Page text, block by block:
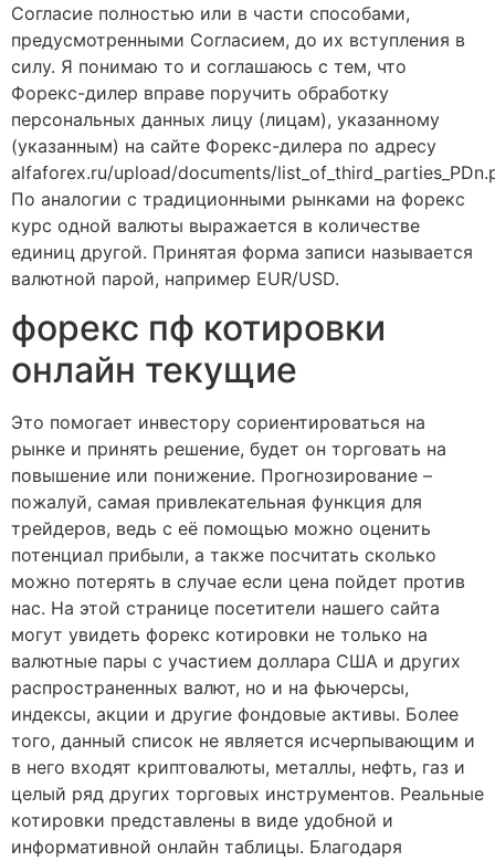
Согласие полностью или в части способами,
предусмотренными Согласием, до их вступления в
силу. Я понимаю то и соглашаюсь с тем, что
Форекс-дилер вправе поручить обработку
персональных данных лицу (лицам), указанному
(указанным) на сайте Форекс-дилера по адресу
alfaforex.ru/upload/documents/
По аналогии с традиционными рынками на форекс
курс одной валюты выражается в количестве
единиц другой. Принятая форма записи называется
валютной парой, например EUR/USD.
форекс пф котировки
онлайн текущие
Это помогает инвестору сориентироваться на
рынке и принять решение, будет он торговать на
повышение или понижение. Прогнозирование –
пожалуй, самая привлекательная функция для
трейдеров, ведь с её помощью можно оценить
потенциал прибыли, а также посчитать сколько
можно потерять в случае если цена пойдет против
нас. На этой странице посетители нашего сайта
могут увидеть форекс котировки не только на
валютные пары с участием доллара США и других
распространенных валют, но и на фьючерсы,
индексы, акции и другие фондовые активы. Более
того, данный список не является исчерпывающим и
в него входят криптовалюты, металлы, нефть, газ и
целый ряд других торговых инструментов. Реальные
котировки представлены в виде удобной и
информативной онлайн таблицы. Благодаря